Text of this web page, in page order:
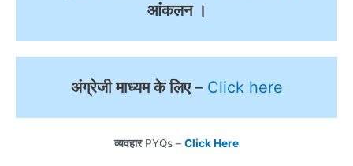
आंकलन ।
अंग्रेजी माध्यम के लिए– Click here
व्यवहारPYQs – Click Here